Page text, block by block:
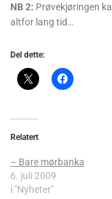
NB 2: Prøvekjøringen
altfor lang tid…
Del dette:
Relatert
– Bare mørbanka
6. juli 2009
i "Nyheter"